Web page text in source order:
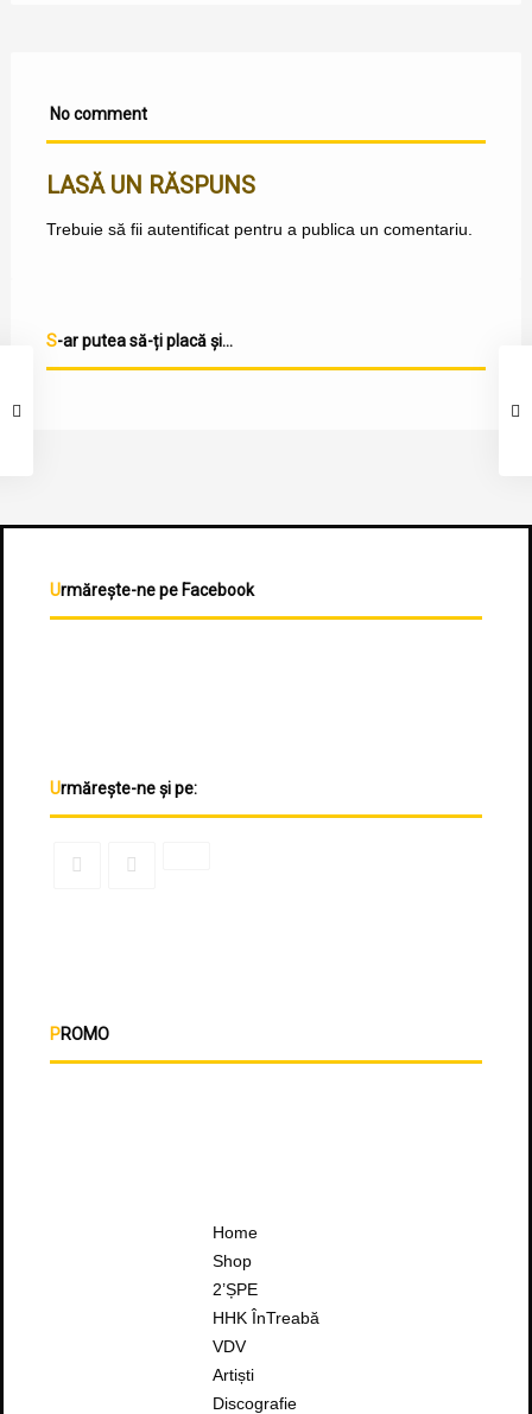
No comment
LASĂ UN RĂSPUNS
Trebuie să fii autentificatpentru a publica un comentariu.
S-ar putea să-ți placă și...
Urmărește-ne pe Facebook
Urmărește-ne și pe:
PROMO
Home
Shop
2’ȘPE
HHK ÎnTreabă
VDV
Artiști
Discografie